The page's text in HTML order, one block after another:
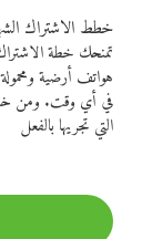
خطط الاشتراك
تمنحك خطة
هواتف أرضية
في أي وقت. ومن
التي تجريها بالفعل